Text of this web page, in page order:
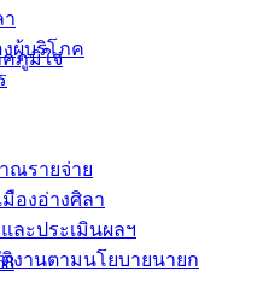
า
ผู้บริโภค
ณรายจ่าย
องอ่างศิลา
ละประเมินผลฯ
งานตามนโยบายนายก
ภูมิใจ